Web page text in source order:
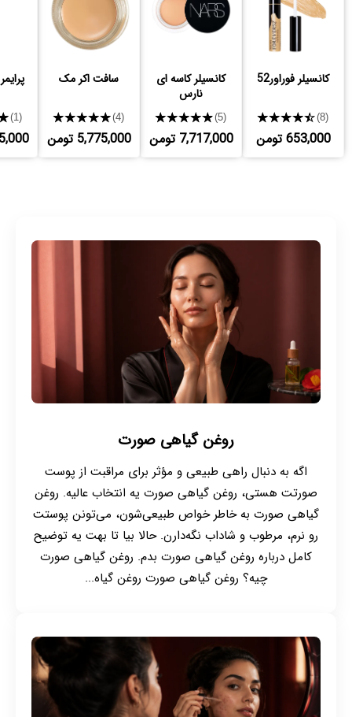
کانسیلر فوراور52
★★★★★(8)
653,000 تومن
کانسیلر کاسه ای
نارس
★★★★★(5)
7,717,000 تومن
سافت اکر مک
★★★★★(4)
5,775,000 تومن
(1)
روغن گیاهی صورت
اگه به دنبال راهی طبیعی و مؤثر برای مراقبت از پوست
صورتت هستی، روغن گیاهی صورت یه انتخاب عالیه. روغن
گیاهی صورت به خاطر خواص طبیعی‌شون، می‌تونن پوستت
رو نرم، مرطوب و شاداب نگه‌دارن. حالا بیا تا بهت یه توضیح
کامل درباره روغن‌ گیاهی صورت بدم. روغن گیاهی صورت
چیه؟ روغن گیاهی صورت روغن گیاه...